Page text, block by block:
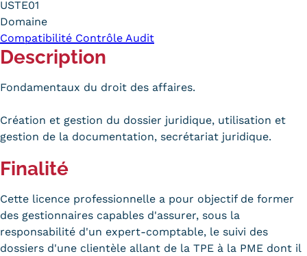
BFC
Actualités
Contact
Contacts services
USTE01
Domaine
Compatibilité Contrôle Audit
Description
Fondamentaux du droit des affaires.
Création et gestion du dossier juridique, utilisation et
gestion de la documentation, secrétariat juridique.
Finalité
Cette licence professionnelle a pour objectif de former
des gestionnaires capables d'assurer, sous la
responsabilité d'un expert-comptable, le suivi des
dossiers d'une clientèle allant de la TPE à la PME dont il